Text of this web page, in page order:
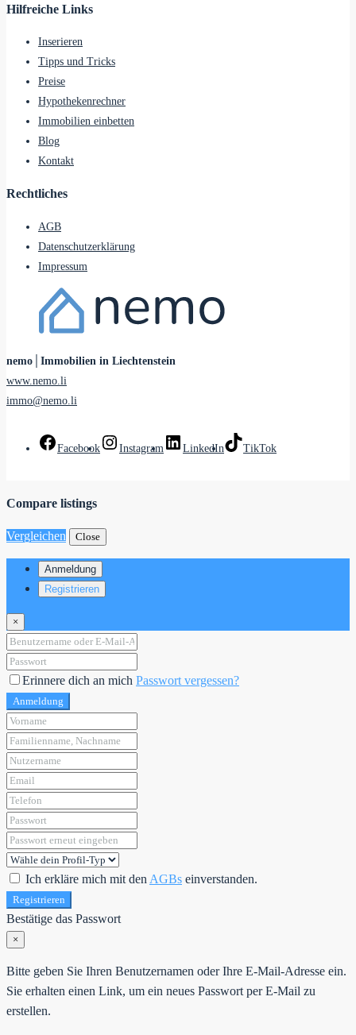
Hilfreiche Links
Inserieren
Tipps und Tricks
Preise
Hypothekenrechner
Immobilien einbetten
Blog
Kontakt
Rechtliches
AGB
Datenschutzerklärung
Impressum
nemo│Immobilien in Liechtenstein
www.nemo.li
immo@nemo.li
Facebook Instagram LinkedIn TikTok
Compare listings
Vergleichen Close
Anmeldung
Registrieren
×
Erinnere dich an mich Passwort vergessen?
Anmeldung
Ich erkläre mich mit den AGBs einverstanden.
Registrieren
Bestätige das Passwort
×
Bitte geben Sie Ihren Benutzernamen oder Ihre E-Mail-Adresse ein.
Sie erhalten einen Link, um ein neues Passwort per E-Mail zu
erstellen.